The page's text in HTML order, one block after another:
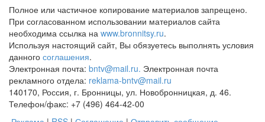
Полное или частичное копирование материалов запрещено.
При согласованном использовании материалов сайта
необходима ссылка на www.bronnitsy.ru.
Используя настоящий сайт, Вы обязуетесь выполнять условия
данного соглашения.
Электронная почта: bntv@mail.ru. Электронная почта
рекламного отдела: reklama-bntv@mail.ru
140170, Россия, г. Бронницы, ул. Новобронницкая, д. 46.
Телефон/факс: +7 (496) 464-42-00